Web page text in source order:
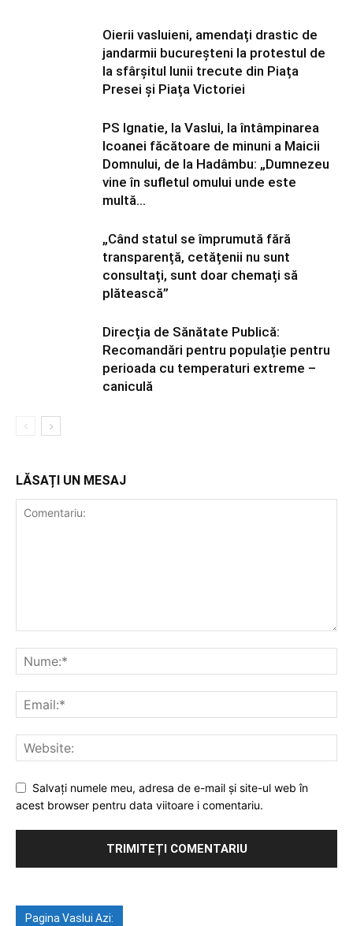
Oierii vasluieni, amendați drastic de
jandarmii bucureșteni la protestul de
la sfârșitul lunii trecute din Piața
Presei și Piața Victoriei
PS Ignatie, la Vaslui, la întâmpinarea
Icoanei făcătoare de minuni a Maicii
Domnului, de la Hadâmbu: „Dumnezeu
vine în sufletul omului unde este
multă...
„Când statul se împrumută fără
transparență, cetățenii nu sunt
consultați, sunt doar chemați să
plătească”
Direcția de Sănătate Publică:
Recomandări pentru populație pentru
perioada cu temperaturi extreme –
caniculă
LĂSAȚI UN MESAJ
Salvați numele meu, adresa de e-mail și site-ul web în
acest browser pentru data viitoare i comentariu.
Pagina Vaslui Azi: